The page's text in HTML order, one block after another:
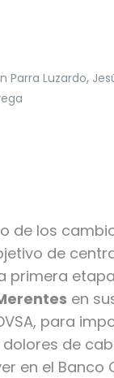
Parra Luzardo,
de los
de
primera
en
para
de
en el Banco